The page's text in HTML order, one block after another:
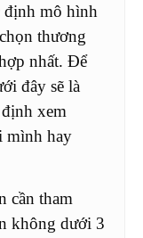
định mô hình
thương
nhất. Để
đây sẽ là
xem
mình hay
cần tham
không dưới 3